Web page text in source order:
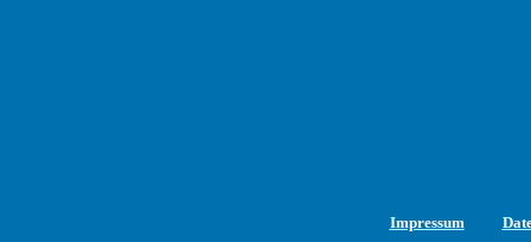
Impressum